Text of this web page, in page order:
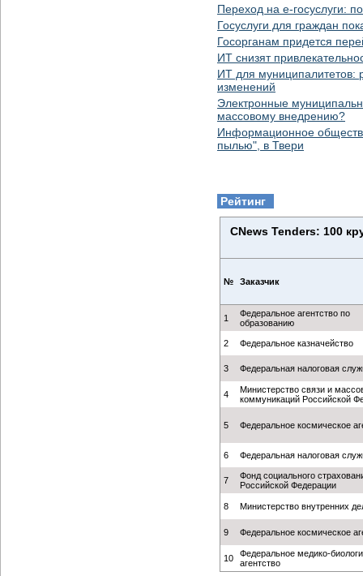
Переход на e-госуслуги:
Госуслуги для граждан
Госорганам придется
ИТ снизят
ИТ для муниципалитетов:
изменений
Электронные
массовому внедрению?
Информационное
пылью", в Твери
Рейтинг
CNews Tenders: 100
№ Заказчик
1
Федеральное агентство по
образованию
2 Федеральное казначейство
3 Федеральная налоговая
4
Министерство связи и
коммуникаций Российской
5 Федеральное космическое
6 Федеральная налоговая
7
Фонд социального
Российской Федерации
8 Министерство внутренних
9 Федеральное космическое
10
Федеральное медико-
агентство